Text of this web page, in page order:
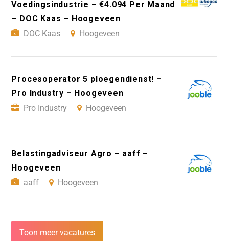
Voedingsindustrie – €4.094 Per Maand
– DOC Kaas – Hoogeveen
DOC Kaas
Hoogeveen
Procesoperator 5 ploegendienst! –
Pro Industry – Hoogeveen
Pro Industry
Hoogeveen
Belastingadviseur Agro – aaff –
Hoogeveen
aaff
Hoogeveen
Toon meer vacatures